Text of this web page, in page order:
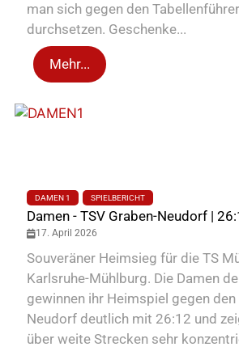
man sich gegen den
durchsetzen. Geschenke...
Mehr...
DAMEN 1 SPIELBERICHT
Damen - TSV Graben-Neudorf |
17. April 2026
Souveräner Heimsieg für die TS
Karlsruhe-Mühlburg. Die Damen
gewinnen ihr Heimspiel gegen den
Neudorf deutlich mit 26:12 und
über weite Strecken sehr